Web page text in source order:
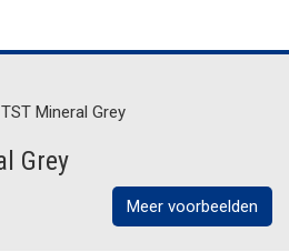
Mineral Grey
Grey
Meer voorbeelden